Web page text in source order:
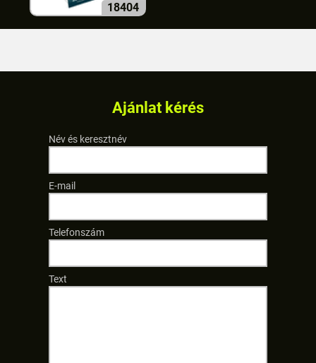
18404
Ajánlat kérés
Név és keresztnév
E-mail
Telefonszám
Text